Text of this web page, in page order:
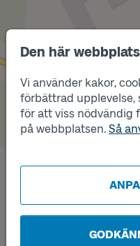
Den här
Vi använder kakor,
förbättrad upplevelse,
för att viss nödvändig
på webbplatsen. Så
A